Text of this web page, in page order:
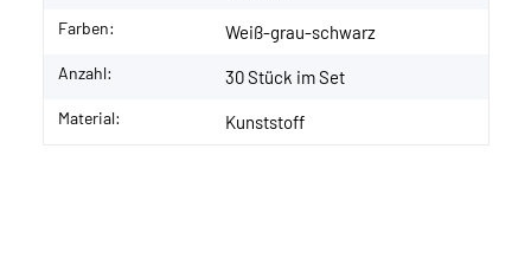
Farben: Weiß-grau-schwarz
Anzahl: 30 Stück im Set
Material: Kunststoff